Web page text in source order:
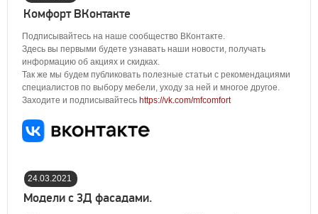
14:22:00
Комфорт ВКонтакте
Подписывайтесь на наше сообщество ВКонтакте.
Здесь вы первыми будете узнавать наши новости, получать
информацию об акциях и скидках.
Так же мы будем публиковать полезные статьи с рекомендациями
специалистов по выбору мебели, уходу за ней и многое другое.
Заходите и подписывайтесь https://vk.com/mfcomfort
24.03.2021
17:58:00
Модели с 3Д фасадами.